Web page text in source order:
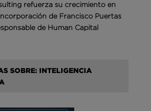
refuerza su crecimiento en
de Francisco Puertas
de Human Capital
SOBRE: INTELIGENCIA